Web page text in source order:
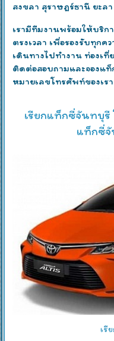
สงขลา สุราษฎร์ธานี ยะล
เรามีทีมงานพร้อมให้บริ
ตรงเวลา เพื่อรองรับทุกค
เดินทางไปทำงาน ท่องเที่
ติดต่อสอบถามและจองแ
หมายเลขโทรศัพท์ของเรา
เรียกแท็กซี่จันทบุรี
แท็กซี่จั
เรี